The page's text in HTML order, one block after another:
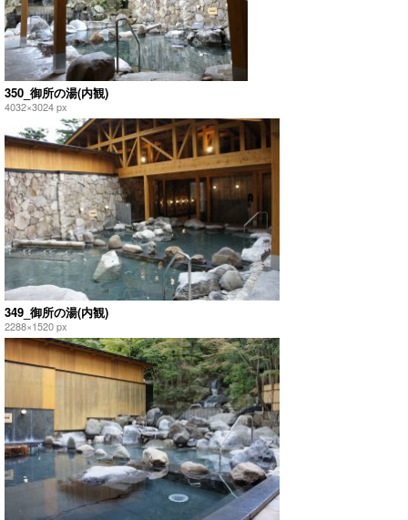
350_御所の湯(内観)
4032×3024 px
349_御所の湯(内観)
2288×1520 px